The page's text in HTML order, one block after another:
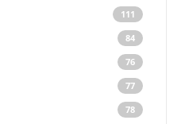
111
84
76
77
78